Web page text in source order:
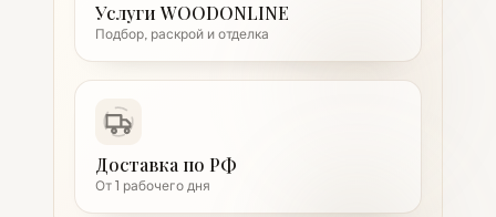
Услуги WOODONLINE
Подбор, раскрой и отделка
Доставка по РФ
От 1 рабочего дня